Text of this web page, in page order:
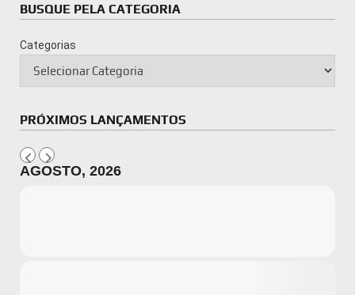
BUSQUE PELA CATEGORIA
Categorias
PRÓXIMOS LANÇAMENTOS
AGOSTO, 2026